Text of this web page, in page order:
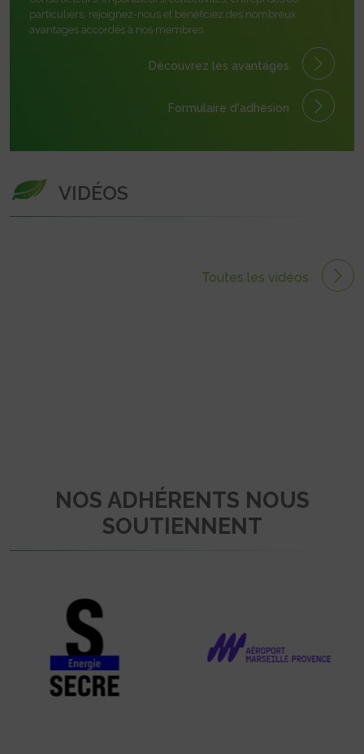
particuliers, rejoignez-nous et bénéficiez des nombreux
avantages accordés à nos membres.
Découvrez les avantages
Formulaire d'adhésion
VIDÉOS
Toutes les vidéos
NOS ADHÉRENTS NOUS
SOUTIENNENT